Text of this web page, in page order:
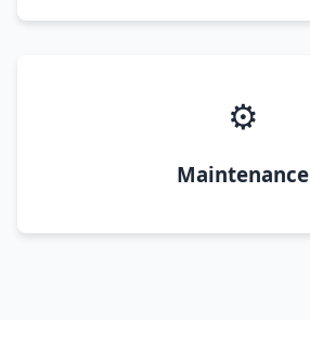
⚙️
Maintenance